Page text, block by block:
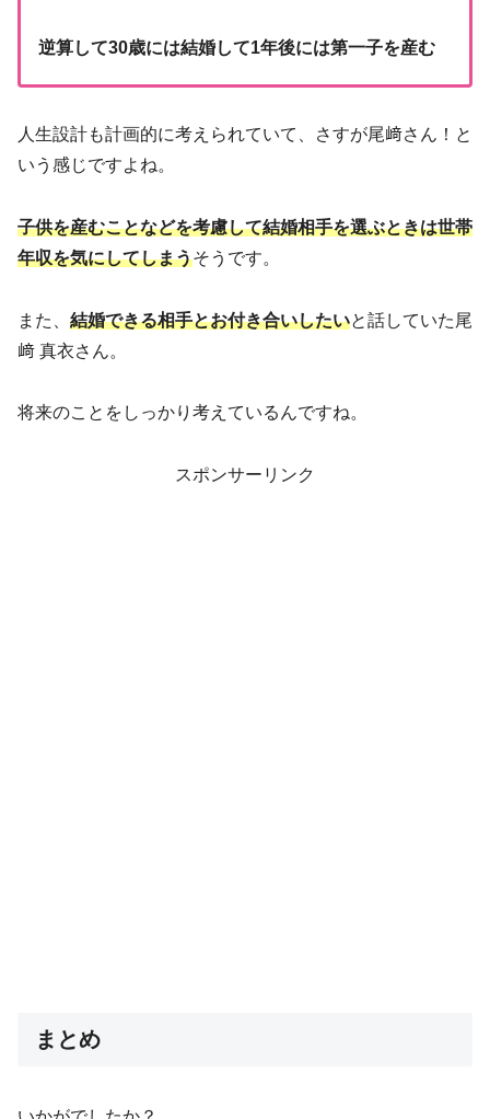
逆算して30歳には結婚して1年後には第一子を産む
人生設計も計画的に考えられていて、さすが尾﨑さん！と
いう感じですよね。
子供を産むことなどを考慮して結婚相手を選ぶときは世帯
年収を気にしてしまうそうです。
また、 結婚できる相手とお付き合いしたいと話していた尾
﨑 真衣さん。
将来のことをしっかり考えているんですね。
スポンサーリンク
まとめ